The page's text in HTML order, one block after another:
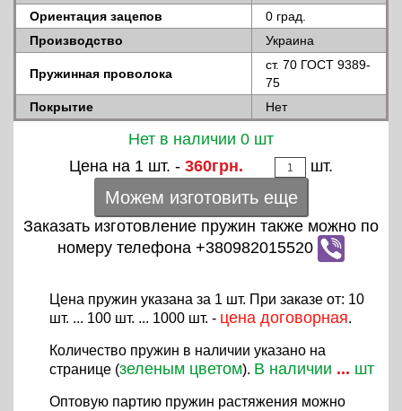
Ориентация зацепов
0 град.
Производство
Украина
Пружинная проволока
ст. 70 ГОСТ 9389-
75
Покрытие
Нет
Нет в наличии 0 шт
Цена на 1 шт. - 360грн. шт.
Можем изготовить еще
Заказать изготовление пружин также можно по
номеру телефона +380982015520
Цена пружин указана за 1 шт. При заказе от: 10
шт. ... 100 шт. ... 1000 шт. - цена договорная.
Количество пружин в наличии указано на
странице (зеленым цветом). В наличии ... шт
Оптовую партию пружин растяжения можно